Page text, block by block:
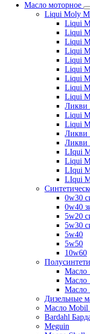
Масло моторное
Liqui Moly
Liqui
Liqui
Liqui
Liqui
Liqui
Liqui
Liqui
Liqui
Liqui
Ликви
Liqui
Liqui
Ликви
Ликви
LIqui
Liqui
LIqui
LIqui
0w30
0w40
5w20
5w30
5w40
5w50
10w60
Масло
Масло
Масло
Дизельные
Масло Mobil
Bardahl
Meguin